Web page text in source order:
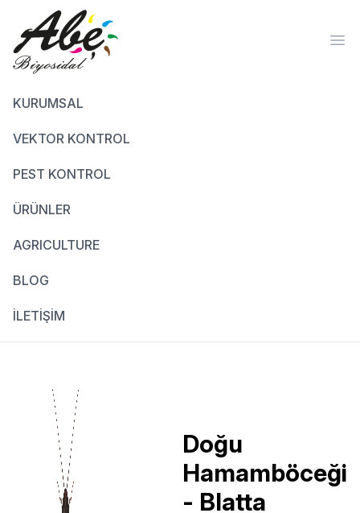
KURUMSAL
VEKTOR KONTROL
PEST KONTROL
ÜRÜNLER
AGRICULTURE
BLOG
İLETİŞİM
Doğu
Hamamböceği
- Blatta